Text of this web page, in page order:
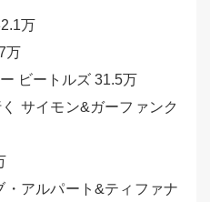
万
万
ビートルズ 31.5万
サイモン&ガーファンク
アルパート&ティファナ